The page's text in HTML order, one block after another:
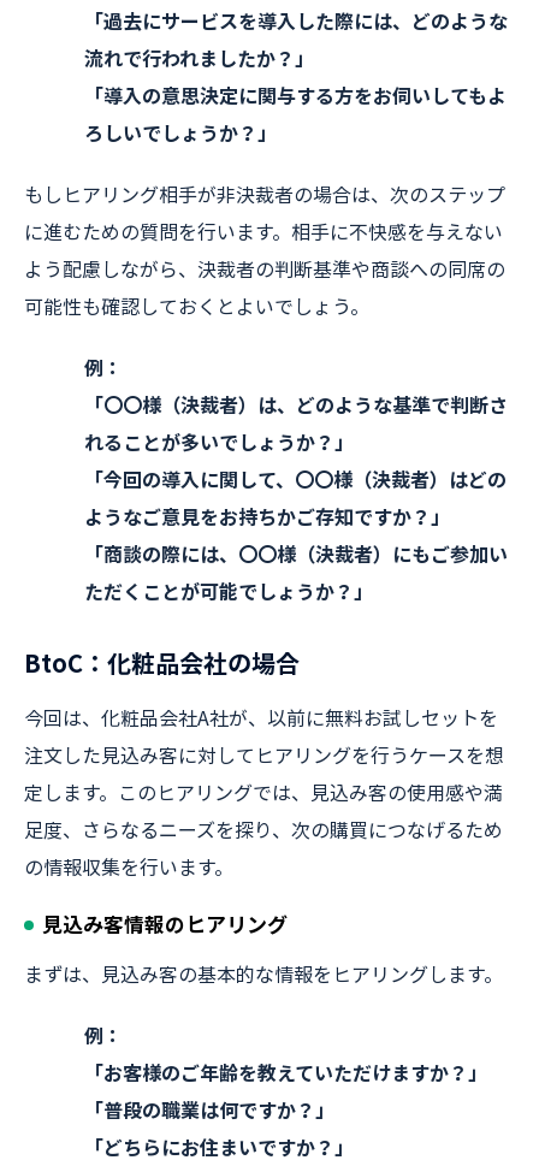
「過去にサービスを導入した際には、どのような
流れで行われましたか？」
「導入の意思決定に関与する方をお伺いしてもよ
ろしいでしょうか？」
もしヒアリング相手が非決裁者の場合は、次のステップ
に進むための質問を行います。相手に不快感を与えない
よう配慮しながら、決裁者の判断基準や商談への同席の
可能性も確認しておくとよいでしょう。
例：
「〇〇様（決裁者）は、どのような基準で判断さ
れることが多いでしょうか？」
「今回の導入に関して、〇〇様（決裁者）はどの
ようなご意見をお持ちかご存知ですか？」
「商談の際には、〇〇様（決裁者）にもご参加い
ただくことが可能でしょうか？」
BtoC：化粧品会社の場合
今回は、化粧品会社A社が、以前に無料お試しセットを
注文した見込み客に対してヒアリングを行うケースを想
定します。このヒアリングでは、見込み客の使用感や満
足度、さらなるニーズを探り、次の購買につなげるため
の情報収集を行います。
見込み客情報のヒアリング
まずは、見込み客の基本的な情報をヒアリングします。
例：
「お客様のご年齢を教えていただけますか？」
「普段の職業は何ですか？」
「どちらにお住まいですか？」